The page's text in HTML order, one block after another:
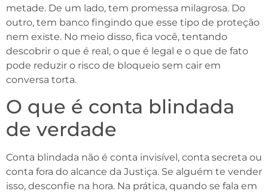
metade. De um lado, tem promessa milagrosa. Do
outro, tem banco fingindo que esse tipo de proteção
nem existe. No meio disso, fica você, tentando
descobrir o que é real, o que é legal e o que de fato
pode reduzir o risco de bloqueio sem cair em
conversa torta.
O que é conta blindada
de verdade
Conta blindada não é conta invisível, conta secreta ou
conta fora do alcance da Justiça. Se alguém te vender
isso, desconfie na hora. Na prática, quando se fala em